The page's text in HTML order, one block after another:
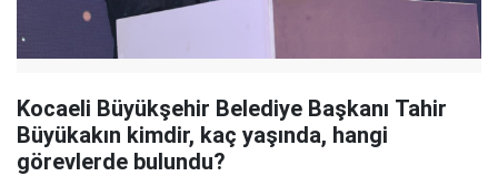
Kocaeli Büyükşehir Belediye Başkanı Tahir
Büyükakın kimdir, kaç yaşında, hangi
görevlerde bulundu?